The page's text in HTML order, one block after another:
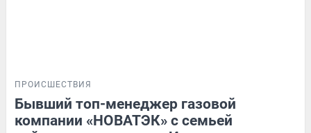
ПРОИСШЕСТВИЯ
Бывший топ-менеджер газовой
компании «НОВАТЭК» с семьей